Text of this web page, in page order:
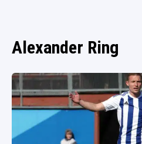
Alexander Ring